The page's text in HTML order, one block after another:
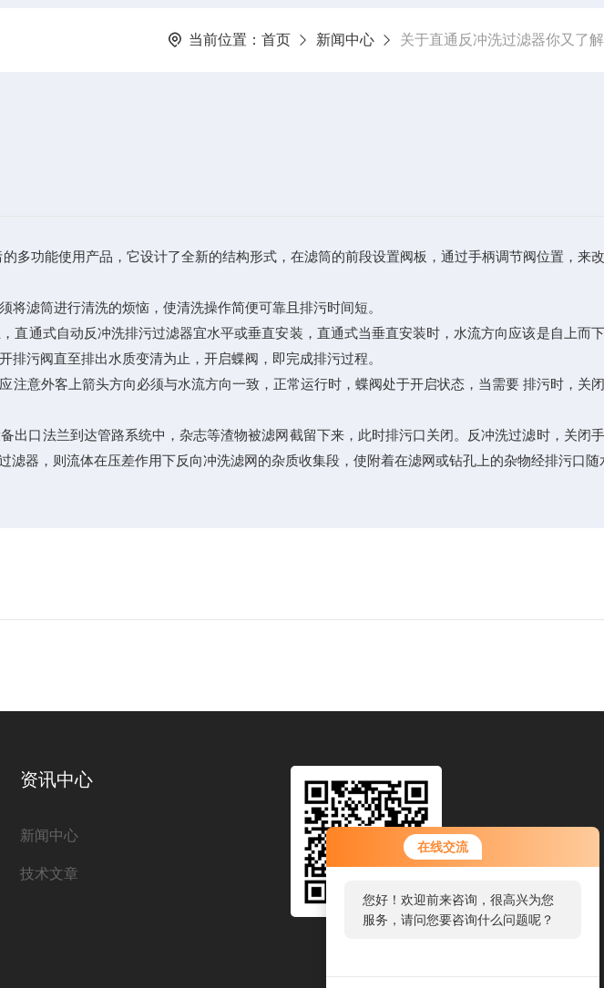
在线交流
您好！欢迎前来咨询，很高兴为您
服务，请问您要咨询什么问题呢？
当前位置： 首页 新闻中心 关于直通反冲洗过滤器你又了
多功能使用产品，它设计了全新的结构形式，在滤筒的前段设置阀板，通过手柄调节阀位置，来
滤筒进行清洗的烦恼，使清洗操作简便可靠且排污时间短。
直通式自动反冲洗排污过滤器宜水平或垂直安装，直通式当垂直安装时，水流方向应该是自上而
污阀直至排出水质变清为止，开启蝶阀，即完成排污过程。
意外客上箭头方向必须与水流方向一致，正常运行时，蝶阀处于开启状态，当需要 排污时，关
口法兰到达管路系统中，杂志等渣物被滤网截留下来，此时排污口关闭。反冲洗过滤时，关闭
器，则流体在压差作用下反向冲洗滤网的杂质收集段，使附着在滤网或钻孔上的杂物经排污口随
资讯中心
新闻中心
技术文章